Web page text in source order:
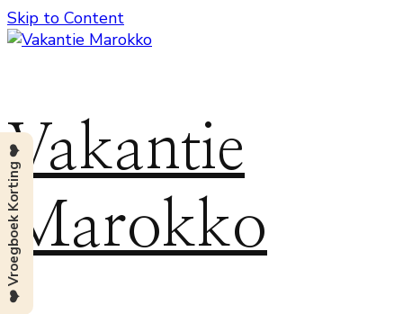
Skip to Content
Vakantie
Marokko
❤️ Vroegboek Korting ❤️